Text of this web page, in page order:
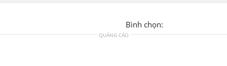
Bình chọn:
QUẢNG CÁO